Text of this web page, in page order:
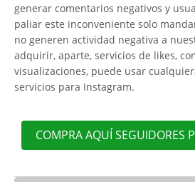
generar comentarios negativos y
paliar este inconveniente solo
no generen actividad negativa a
adquirir, aparte, servicios de likes,
visualizaciones, puede usar
servicios para Instagram.
COMPRA AQUÍ SEGUIDORES